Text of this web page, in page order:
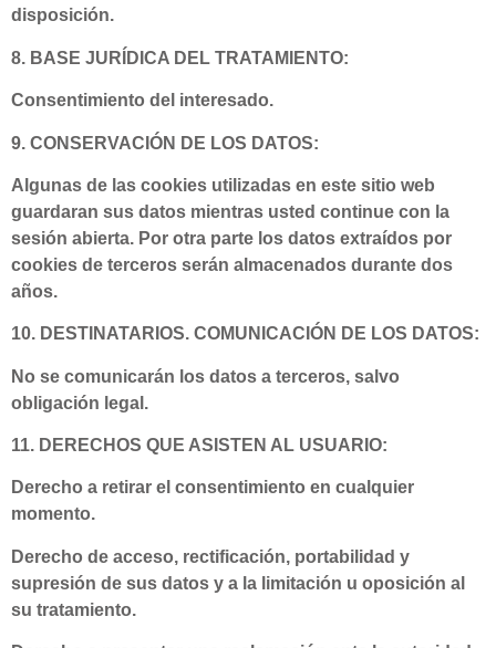
disposición.
8. BASE JURÍDICA DEL TRATAMIENTO:
Consentimiento del interesado.
9. CONSERVACIÓN DE LOS DATOS:
Algunas de las cookies utilizadas en este sitio web
guardaran sus datos mientras usted continue con la
sesión abierta. Por otra parte los datos extraídos por
cookies de terceros serán almacenados durante dos
años.
10. DESTINATARIOS. COMUNICACIÓN DE LOS DATOS:
No se comunicarán los datos a terceros, salvo
obligación legal.
11. DERECHOS QUE ASISTEN AL USUARIO:
Derecho a retirar el consentimiento en cualquier
momento.
Derecho de acceso, rectificación, portabilidad y
supresión de sus datos y a la limitación u oposición al
su tratamiento.